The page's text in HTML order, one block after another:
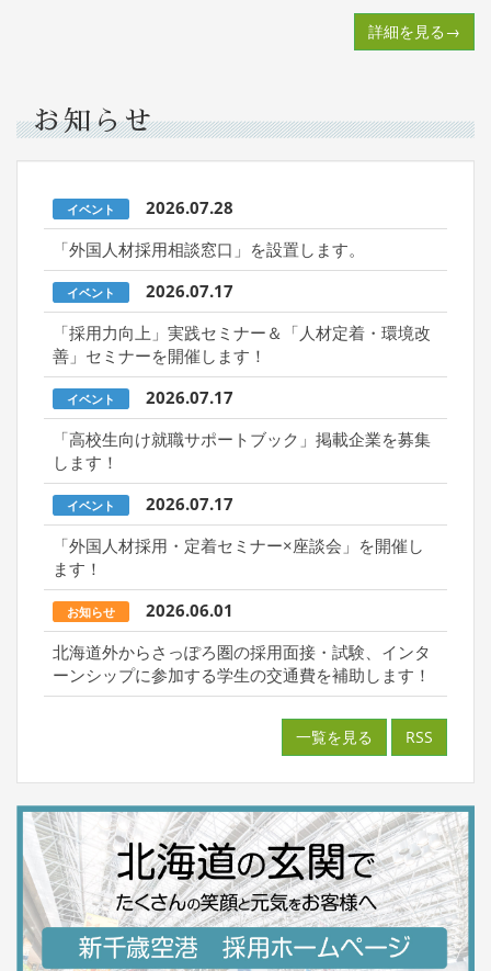
詳細を見る→
お知らせ
イベント
2026.07.28
「外国人材採用相談窓口」を設置します。
イベント
2026.07.17
「採用力向上」実践セミナー＆「人材定着・環境改
善」セミナーを開催します！
イベント
2026.07.17
「高校生向け就職サポートブック」掲載企業を募集
します！
イベント
2026.07.17
「外国人材採用・定着セミナー×座談会」を開催し
ます！
お知らせ
2026.06.01
北海道外からさっぽろ圏の採用面接・試験、インタ
ーンシップに参加する学生の交通費を補助します！
一覧を見る RSS